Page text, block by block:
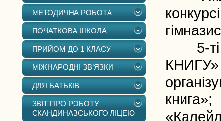
МЕТОДИЧНА РОБОТА
ПОЧАТКОВА ШКОЛА
ПРИЙОМ ДО 1 КЛАСУ
МІЖНАРОДНІ ЗВ’ЯЗКИ
ДЛЯ БАТЬКІВ
ЗВІТ ПРО РОБОТУ
СКАНДИНАВСЬКОГО ЛІЦЕЮ
5-ті